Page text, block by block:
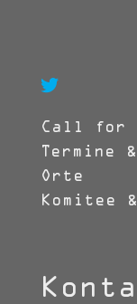

Call for
Termine
Orte
Komitee